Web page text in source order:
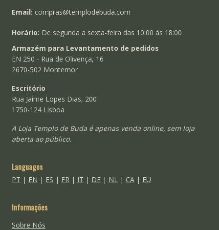
Email: compras@templodebuda.com
Horário: De segunda a sexta-feira das 10:00 às 18:00
Armazém para Levantamento de pedidos
EN 250 - Rua de Olivença, 16
2670-502 Montemor
Escritório
Rua Jaime Lopes Dias, 200
1750-124 Lisboa
A Loja Templo de Buda é apenas venda online, sem loja
aberta ao público.
Languages
PT | EN | ES | FR | IT | DE| NL | CA| EU
Informações
Sobre Nós